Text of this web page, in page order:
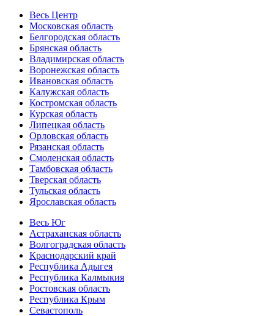
Весь Центр
Московская область
Белгородская область
Брянская область
Владимирская область
Воронежская область
Ивановская область
Калужская область
Костромская область
Курская область
Липецкая область
Орловская область
Рязанская область
Смоленская область
Тамбовская область
Тверская область
Тульская область
Ярославская область
Весь Юг
Астраханская область
Волгоградская область
Краснодарский край
Республика Адыгея
Республика Калмыкия
Ростовская область
Республика Крым
Севастополь